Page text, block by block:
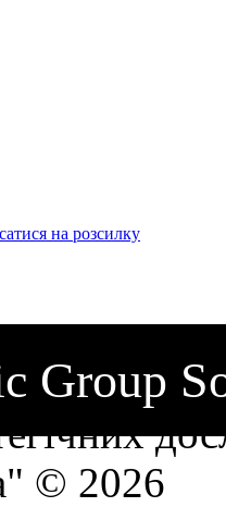
на розсилку
Group
© 2026